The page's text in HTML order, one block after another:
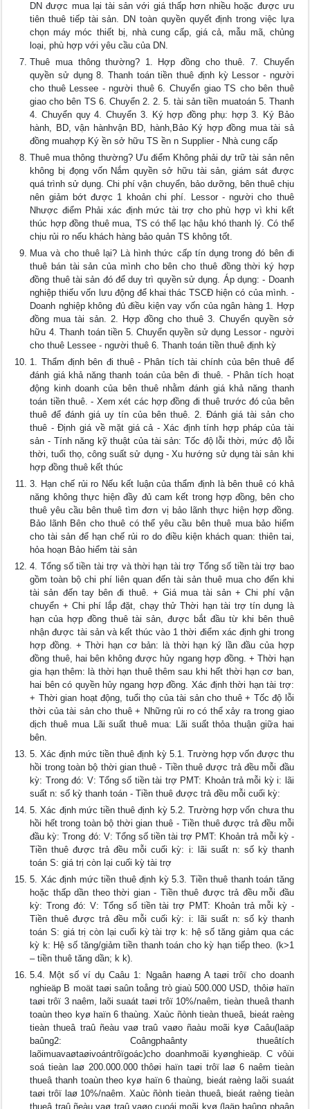
DN được mua lại tài sản với giá thấp hơn nhiều hoặc được ưu
tiên thuê tiếp tài sản. DN toàn quyền quyết định trong việc lựa
chọn máy móc thiết bị, nhà cung cấp, giá cả, mẫu mã, chủng
loại, phù hợp với yêu cầu của DN.
Thuê mua thông thường? 1. Hợp đồng cho thuê. 7. Chuyển
quyền sử dụng 8. Thanh toán tiền thuê định kỳ Lessor - người
cho thuê Lessee - người thuê 6. Chuyển giao TS cho bên thuê
giao cho bên TS 6. Chuyển 2. 2. 5. tài sản tiền muatoán 5. Thanh
4. Chuyển quy 4. Chuyển 3. Ký hợp đồng phụ: hợp 3. Ký Bảo
hành, BD, vận hànhvận BD, hành,Bảo Ký hợp đồng mua tài sả
đồng muahợp Ký ền sở hữu TS ền n Supplier - Nhà cung cấp
Thuê mua thông thường? Ưu điểm Không phải dự trữ tài sản nên
không bị đọng vốn Nắm quyền sở hữu tài sản, giám sát được
quá trình sử dụng. Chi phí vận chuyển, bảo dưỡng, bên thuê chịu
nên giảm bớt được 1 khoản chi phí. Lessor - người cho thuê
Nhược điểm Phải xác định mức tài trợ cho phù hợp vì khi kết
thúc hợp đồng thuê mua, TS có thể lạc hậu khó thanh lý. Có thể
chịu rủi ro nếu khách hàng bảo quản TS không tốt.
Mua và cho thuê lại? Là hình thức cấp tín dụng trong đó bên đi
thuê bán tài sản của mình cho bên cho thuê đồng thời ký hợp
đồng thuê tài sản đó để duy trì quyền sử dụng. Áp dụng: - Doanh
nghiệp thiếu vốn lưu động để khai thác TSCĐ hiện có của mình. -
Doanh nghiệp không đủ điều kiện vay vốn của ngân hàng 1. Hợp
đồng mua tài sản. 2. Hợp đồng cho thuê 3. Chuyển quyền sở
hữu 4. Thanh toán tiền 5. Chuyển quyền sử dụng Lessor - người
cho thuê Lessee - người thuê 6. Thanh toán tiền thuê định kỳ
1. Thẩm định bên đi thuê - Phân tích tài chính của bên thuê để
đánh giá khả năng thanh toán của bên đi thuê. - Phân tích hoạt
động kinh doanh của bên thuê nhằm đánh giá khả năng thanh
toán tiền thuê. - Xem xét các hợp đồng đi thuê trước đó của bên
thuê để đánh giá uy tín của bên thuê. 2. Đánh giá tài sản cho
thuê - Định giá về mặt giá cả - Xác định tính hợp pháp của tài
sản - Tính năng kỹ thuật của tài sản: Tốc độ lỗi thời, mức độ lỗi
thời, tuổi thọ, công suất sử dụng - Xu hướng sử dụng tài sản khi
hợp đồng thuê kết thúc
3. Hạn chế rủi ro Nếu kết luận của thẩm định là bên thuê có khả
năng không thực hiện đầy đủ cam kết trong hợp đồng, bên cho
thuê yêu cầu bên thuê tìm đơn vị bảo lãnh thực hiện hợp đồng.
Bảo lãnh Bên cho thuê có thể yêu cầu bên thuê mua bảo hiểm
cho tài sản để hạn chế rủi ro do điều kiện khách quan: thiên tai,
hỏa hoạn Bảo hiểm tài sản
4. Tổng số tiền tài trợ và thời hạn tài trợ Tổng số tiền tài trợ bao
gồm toàn bộ chi phí liên quan đến tài sản thuê mua cho đến khi
tài sản đến tay bên đi thuê. + Giá mua tài sản + Chi phí vận
chuyển + Chi phí lắp đặt, chạy thử Thời hạn tài trợ tín dụng là
hạn của hợp đồng thuê tài sản, được bắt đầu từ khi bên thuê
nhận được tài sản và kết thúc vào 1 thời điểm xác định ghi trong
hợp đồng. + Thời hạn cơ bản: là thời hạn ký lần đầu của hợp
đồng thuê, hai bên không được hủy ngang hợp đồng. + Thời hạn
gia hạn thêm: là thời hạn thuê thêm sau khi hết thời hạn cơ ban,
hai bên có quyền hủy ngang hợp đồng. Xác định thời hạn tài trợ:
+ Thời gian hoạt động, tuổi thọ của tài sản cho thuê + Tốc độ lỗi
thời của tài sản cho thuê + Những rủi ro có thể xảy ra trong giao
dịch thuê mua Lãi suất thuê mua: Lãi suất thỏa thuận giữa hai
bên.
5. Xác định mức tiền thuê định kỳ 5.1. Trường hợp vốn được thu
hồi trong toàn bộ thời gian thuê - Tiền thuê được trả đều mỗi đầu
kỳ: Trong đó: V: Tổng số tiền tài trợ PMT: Khoản trả mỗi kỳ i: lãi
suất n: số kỳ thanh toán - Tiền thuê được trả đều mỗi cuối kỳ:
5. Xác định mức tiền thuê định kỳ 5.2. Trường hợp vốn chưa thu
hồi hết trong toàn bộ thời gian thuê - Tiền thuê được trả đều mỗi
đầu kỳ: Trong đó: V: Tổng số tiền tài trợ PMT: Khoản trả mỗi kỳ -
Tiền thuê được trả đều mỗi cuối kỳ: i: lãi suất n: số kỳ thanh
toán S: giá trị còn lại cuối kỳ tài trợ
5. Xác định mức tiền thuê định kỳ 5.3. Tiền thuê thanh toán tăng
hoặc thấp dần theo thời gian - Tiền thuê được trả đều mỗi đầu
kỳ: Trong đó: V: Tổng số tiền tài trợ PMT: Khoản trả mỗi kỳ -
Tiền thuê được trả đều mỗi cuối kỳ: i: lãi suất n: số kỳ thanh
toán S: giá trị còn lại cuối kỳ tài trợ k: hệ số tăng giảm qua các
kỳ k: Hệ số tăng/giảm tiền thanh toán cho kỳ hạn tiếp theo. (k>1
– tiền thuê tăng dần; k k).
5.4. Một số ví dụ Caâu 1: Ngaân haøng A taøi trôï cho doanh
nghieäp B moät taøi saûn toång trò giaù 500.000 USD, thôiø haïn
taøi trôï 3 naêm, laõi suaát taøi trôï 10%/naêm, tieàn thueâ thanh
toaùn theo kyø haïn 6 thaùng. Xaùc ñònh tieàn thueâ, bieát raèng
tieàn thueâ traû ñeàu vaø traû vaøo ñaàu moãi kyø Caâu(laäp
baûng2: Coângphaânty thueâtích
laõimuavaøtaøivoántrôïgoác)cho doanhmoãi kyønghieäp. C vôùi
soá tieàn laø 200.000.000 thôøi haïn taøi trôï laø 6 naêm tieàn
thueâ thanh toaùn theo kyø haïn 6 thaùng, bieát raèng laõi suaát
taøi trôï laø 10%/naêm. Xaùc ñònh tieàn thueâ, bieát raèng tieàn
thueâ traû ñeàu vaø traû vaøo cuoái moãi kyø (laäp baûng phaân